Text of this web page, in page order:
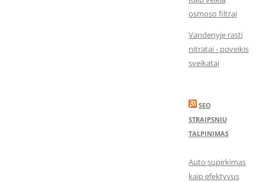
osmoso filtrai
Vandenyje rasti
nitratai - poveikis
sveikatai
SEO
STRAIPSNIU
TALPINIMAS
Auto supirkimas
kaip efektyvus